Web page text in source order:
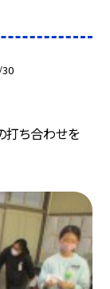
打ち合わせを